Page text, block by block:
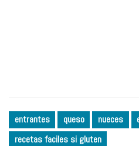
entrantes queso nueces
recetas faciles si gluten